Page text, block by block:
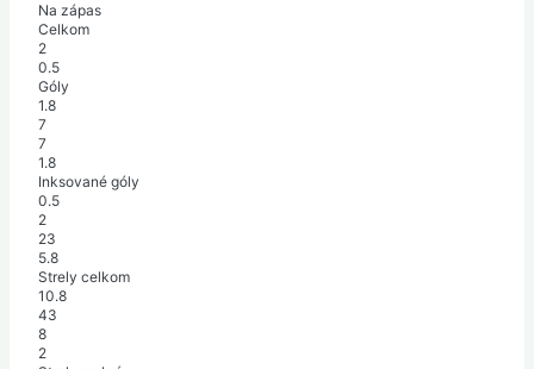
Na zápas
Celkom
2
0.5
Góly
1.8
7
7
1.8
Inksované góly
0.5
2
23
5.8
Strely celkom
10.8
43
8
2